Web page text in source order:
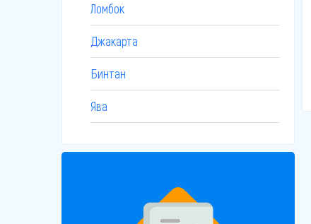
Ломбок
Джакарта
Бинтан
Ява